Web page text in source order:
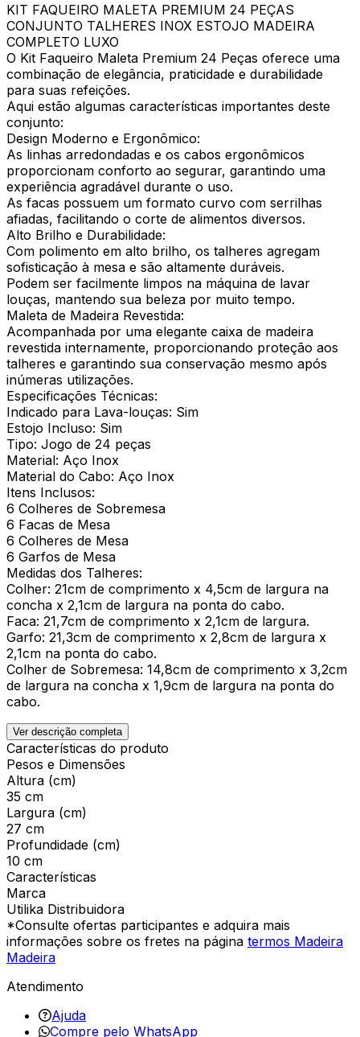
KIT FAQUEIRO MALETA PREMIUM 24 PEÇAS
CONJUNTO TALHERES INOX ESTOJO MADEIRA
COMPLETO LUXO
O Kit Faqueiro Maleta Premium 24 Peças oferece uma
combinação de elegância, praticidade e durabilidade
para suas refeições.
Aqui estão algumas características importantes deste
conjunto:
Design Moderno e Ergonômico:
As linhas arredondadas e os cabos ergonômicos
proporcionam conforto ao segurar, garantindo uma
experiência agradável durante o uso.
As facas possuem um formato curvo com serrilhas
afiadas, facilitando o corte de alimentos diversos.
Alto Brilho e Durabilidade:
Com polimento em alto brilho, os talheres agregam
sofisticação à mesa e são altamente duráveis.
Podem ser facilmente limpos na máquina de lavar
louças, mantendo sua beleza por muito tempo.
Maleta de Madeira Revestida:
Acompanhada por uma elegante caixa de madeira
revestida internamente, proporcionando proteção aos
talheres e garantindo sua conservação mesmo após
inúmeras utilizações.
Especificações Técnicas:
Indicado para Lava-louças: Sim
Estojo Incluso: Sim
Tipo: Jogo de 24 peças
Material: Aço Inox
Material do Cabo: Aço Inox
Itens Inclusos:
6 Colheres de Sobremesa
6 Facas de Mesa
6 Colheres de Mesa
6 Garfos de Mesa
Medidas dos Talheres:
Colher: 21cm de comprimento x 4,5cm de largura na
concha x 2,1cm de largura na ponta do cabo.
Faca: 21,7cm de comprimento x 2,1cm de largura.
Garfo: 21,3cm de comprimento x 2,8cm de largura x
2,1cm na ponta do cabo.
Colher de Sobremesa: 14,8cm de comprimento x 3,2cm
de largura na concha x 1,9cm de largura na ponta do
cabo.
Ver descrição completa
Características do produto
Pesos e Dimensões
Altura (cm)
35 cm
Largura (cm)
27 cm
Profundidade (cm)
10 cm
Características
Marca
Utilika Distribuidora
*Consulte ofertas participantes e adquira mais
informações sobre os fretes na página termos Madeira
Madeira
Atendimento
Ajuda
Compre pelo WhatsApp